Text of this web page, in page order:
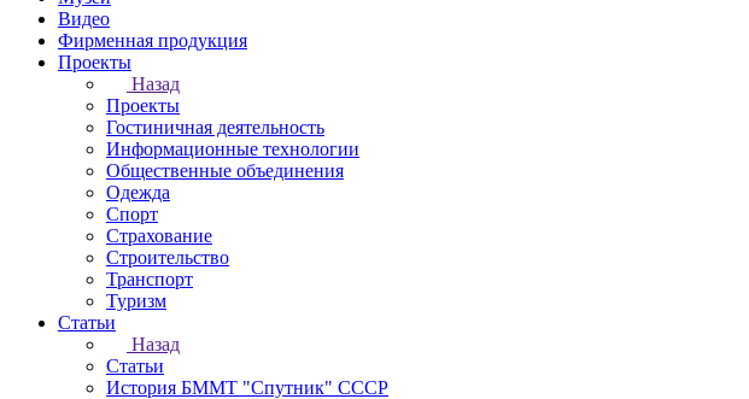
Видео
Фирменная продукция
Проекты
Назад
Проекты
Гостиничная деятельность
Информационные технологии
Общественные объединения
Одежда
Спорт
Страхование
Строительство
Транспорт
Туризм
Статьи
Назад
Статьи
История БММТ "Спутник" СССР